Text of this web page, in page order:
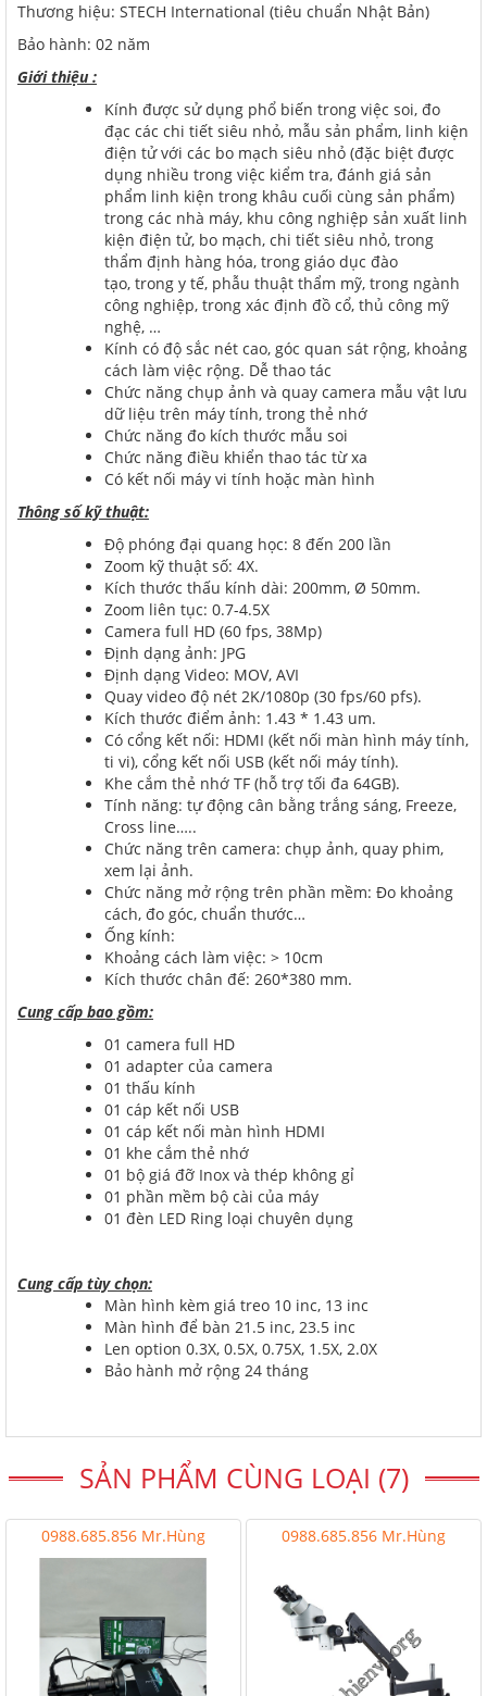
Thương hiệu: STECH International (tiêu chuẩn Nhật Bản)
Bảo hành: 02 năm
Giới thiệu :
Kính được sử dụng phổ biến trong việc soi, đo
đạc các chi tiết siêu nhỏ, mẫu sản phẩm, linh kiện
điện tử với các bo mạch siêu nhỏ (đặc biệt được
dụng nhiều trong việc kiểm tra, đánh giá sản
phẩm linh kiện trong khâu cuối cùng sản phẩm)
trong các nhà máy, khu công nghiệp sản xuất linh
kiện điện tử, bo mạch, chi tiết siêu nhỏ, trong
thẩm định hàng hóa, trong giáo dục đào
tạo, trong y tế, phẫu thuật thẩm mỹ, trong ngành
công nghiệp, trong xác định đồ cổ, thủ công mỹ
nghệ, …
Kính có độ sắc nét cao, góc quan sát rộng, khoảng
cách làm việc rộng. Dễ thao tác
Chức năng chụp ảnh và quay camera mẫu vật lưu
dữ liệu trên máy tính, trong thẻ nhớ
Chức năng đo kích thước mẫu soi
Chức năng điều khiển thao tác từ xa
Có kết nối máy vi tính hoặc màn hình
Thông số kỹ thuật:
Độ phóng đại quang học: 8 đến 200 lần
Zoom kỹ thuật số: 4X.
Kích thước thấu kính dài: 200mm, Ø 50mm.
Zoom liên tục: 0.7-4.5X
Camera full HD (60 fps, 38Mp)
Định dạng ảnh: JPG
Định dạng Video: MOV, AVI
Quay video độ nét 2K/1080p (30 fps/60 pfs).
Kích thước điểm ảnh: 1.43 * 1.43 um.
Có cổng kết nối: HDMI (kết nối màn hình máy tính,
ti vi), cổng kết nối USB (kết nối máy tính).
Khe cắm thẻ nhớ TF (hỗ trợ tối đa 64GB).
Tính năng: tự động cân bằng trắng sáng, Freeze,
Cross line…..
Chức năng trên camera: chụp ảnh, quay phim,
xem lại ảnh.
Chức năng mở rộng trên phần mềm: Đo khoảng
cách, đo góc, chuẩn thước…
Ống kính:
Khoảng cách làm việc: > 10cm
Kích thước chân đế: 260*380 mm.
Cung cấp bao gồm:
01 camera full HD
01 adapter của camera
01 thấu kính
01 cáp kết nối USB
01 cáp kết nối màn hình HDMI
01 khe cắm thẻ nhớ
01 bộ giá đỡ Inox và thép không gỉ
01 phần mềm bộ cài của máy
01 đèn LED Ring loại chuyên dụng
Cung cấp tùy chọn:
Màn hình kèm giá treo 10 inc, 13 inc
Màn hình để bàn 21.5 inc, 23.5 inc
Len option 0.3X, 0.5X, 0.75X, 1.5X, 2.0X
Bảo hành mở rộng 24 tháng
SẢN PHẨM CÙNG LOẠI (7)
0988.685.856 Mr.Hùng 0988.685.856 Mr.Hùng